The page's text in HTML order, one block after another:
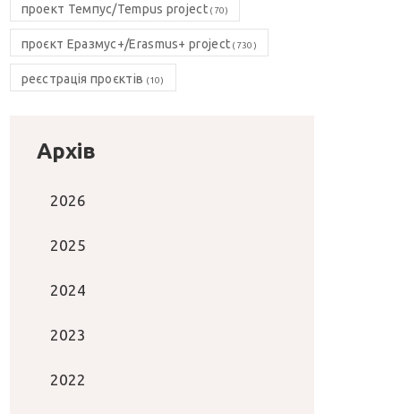
проект Темпус/Tempus project(70)
проєкт Еразмус+/Erasmus+ project (730)
реєстрація проєктів (10)
Архів
2026
2025
2024
2023
2022